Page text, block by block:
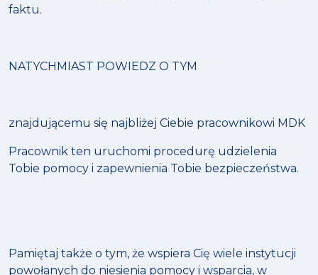
faktu.
NATYCHMIAST POWIEDZ O TYM
znajdującemu się najbliżej Ciebie pracownikowi MDK
Pracownik ten uruchomi procedurę udzielenia
Tobie pomocy i zapewnienia Tobie bezpieczeństwa.
Pamiętaj także o tym, że wspiera Cię wiele instytucji
powołanych do niesienia pomocy i wsparcia, w